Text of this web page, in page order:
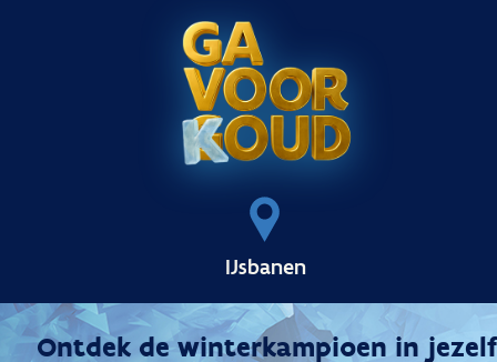
Ontdek de winterkampioen in jezelf
IJsbanen